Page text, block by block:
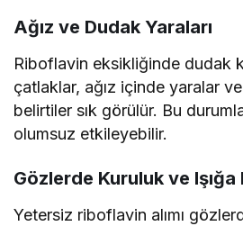
Ağız ve Dudak Yaraları
Riboflavin eksikliğinde dudak
çatlaklar, ağız içinde yaralar ve
belirtiler sık görülür. Bu
olumsuz etkileyebilir.
Gözlerde Kuruluk ve
Yetersiz riboflavin alımı